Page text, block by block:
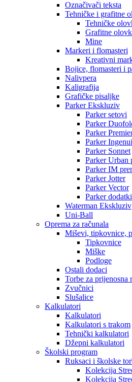
Označivači teksta
Tehničke i grafitne
Tehničke
Grafitne
Mine
Markeri i flomasteri
Kreativni
Bojice, flomasteri i
Nalivpera
Kaligrafija
Grafičke pisaljke
Parker Ekskluziv
Parker setovi
Parker
Parker
Parker
Parker Sonnet
Parker Urban
Parker IM
Parker Jotter
Parker Vector
Parker dodatki
Waterman Ekskluziv
Uni-Ball
Oprema za računala
Miševi, tipkovnice,
Tipkovnice
Miške
Podloge
Ostali dodaci
Torbe za prijenosna
Zvučnici
Slušalice
Kalkulatori
Kalkulatori
Kalkulatori s trakom
Tehnički kalkulatori
Džepni kalkulatori
Školski program
Ruksaci i školske
Kolekcija
Kolekcija